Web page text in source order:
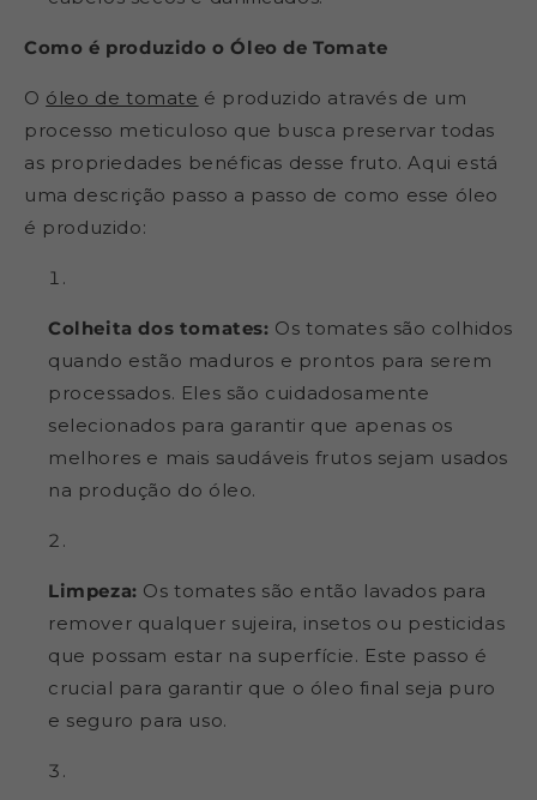
Como é produzido o Óleo de Tomate
O óleo de tomate é produzido através de um
processo meticuloso que busca preservar todas
as propriedades benéficas desse fruto. Aqui está
uma descrição passo a passo de como esse óleo
é produzido:
Colheita dos tomates: Os tomates são colhidos
quando estão maduros e prontos para serem
processados. Eles são cuidadosamente
selecionados para garantir que apenas os
melhores e mais saudáveis frutos sejam usados
na produção do óleo.
Limpeza: Os tomates são então lavados para
remover qualquer sujeira, insetos ou pesticidas
que possam estar na superfície. Este passo é
crucial para garantir que o óleo final seja puro
e seguro para uso.